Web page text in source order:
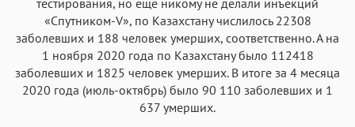
«Спутником-V», по Казахстану числилось 22308
заболевших и 188 человек умерших, соответственно. А на
1 ноября 2020 года по Казахстану было 112418
заболевших и 1825 человек умерших. В итоге за 4 месяца
2020 года (июль-октябрь) было 90 110 заболевших и 1
637 умерших.